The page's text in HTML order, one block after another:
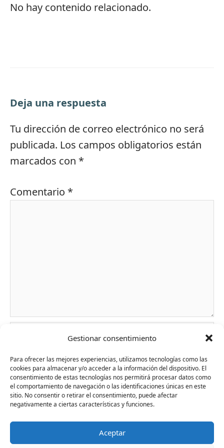
Gestionar consentimiento
Para ofrecer las mejores experiencias, utilizamos tecnologías como las
cookies para almacenar y/o acceder a la información del dispositivo. El
consentimiento de estas tecnologías nos permitirá procesar datos como
el comportamiento de navegación o las identificaciones únicas en este
sitio. No consentir o retirar el consentimiento, puede afectar
negativamente a ciertas características y funciones.
Aceptar
No hay contenido relacionado.
Deja una respuesta
Tu dirección de correo electrónico no será
publicada. Los campos obligatorios están
marcados con *
Comentario *
Correo
electrónico*
Web